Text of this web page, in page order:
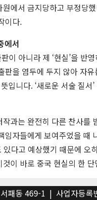
원에서 금지당하고 부정
이다.
에서
판이 아니라 제 ‘현실’을
판을 염두에 두지 않아 자
입니다. ‘새로운 서술 질
과는 완전히 다른 찬사
임자들에게 보여주었을
있다고 예상했기 때문에
이 바로 중국 현실의 한
패동 469-1 | 사업자등